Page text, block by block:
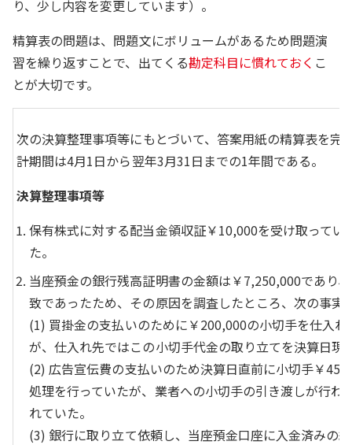
り、少し内容を変更しています）。
精算表の問題は、問題文にボリュームがあるため問題演
習を繰り返すことで、出てくる勘定科目に慣れておく こ
とが大切です。
次の決算整理事項等にもとづいて、答案用紙の精算表を完
計期間は4月1日から翌年3月31日までの1年間である。
決算整理事項等
保有株式に対する配当金領収証￥10,000を受け取ってい
た。
当座預金の銀行残高証明書の金額は￥7,250,000であり
致であったため、その原因を調査したところ、次の事実
(1) 買掛金の支払いのために￥200,000の小切手を仕入
が、仕入れ先ではこの小切手代金の取り立てを決算日現
(2) 広告宣伝費の支払いのため決算日直前に小切手￥
処理を行っていたが、業者への小切手の引き渡しが行わ
れていた。
(3) 銀行に取り立て依頼し、当座預金口座に入金済みの